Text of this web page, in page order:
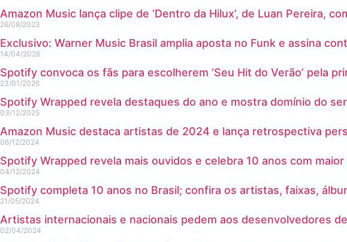
Amazon Music lança clipe de ‘Dentro da Hilux’, de Luan Pereira,
26/08/2023
Exclusivo: Warner Music Brasil amplia aposta no Funk e assina
14/04/2026
Spotify convoca os fãs para escolherem ‘Seu Hit do Verão’ pela
23/01/2026
Spotify Wrapped revela destaques do ano e mostra domínio do
03/12/2025
Amazon Music destaca artistas de 2024 e lança retrospectiva
06/12/2024
Spotify Wrapped revela mais ouvidos e celebra 10 anos com
04/12/2024
Spotify completa 10 anos no Brasil; confira os artistas, faixas,
21/05/2024
Artistas internacionais e nacionais pedem aos desenvolvedores
02/04/2024